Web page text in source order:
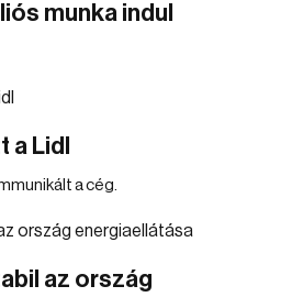
munka indul
Lidl
a cég.
az ország